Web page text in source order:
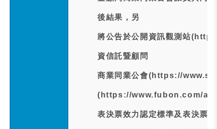
後結果，另
將公告於公開資訊觀測站
資信託暨顧問
商業同業公會(https://
(https://www.fubon.com/
表決票效力認定標準及表決票